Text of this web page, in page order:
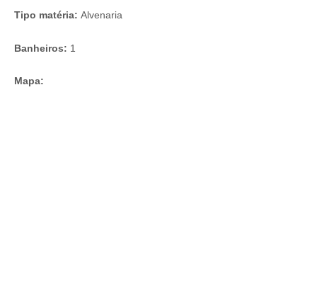
Tipo matéria: Alvenaria
Banheiros: 1
Mapa: